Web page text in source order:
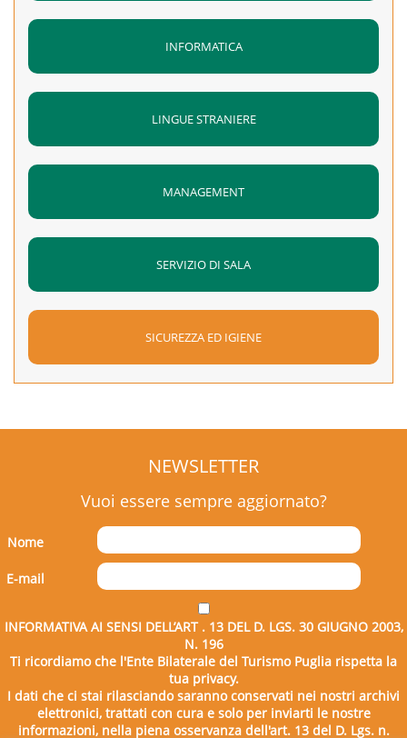
INFORMATICA
LINGUE STRANIERE
MANAGEMENT
SERVIZIO DI SALA
SICUREZZA ED IGIENE
NEWSLETTER
Vuoi essere sempre aggiornato?
Nome
E-mail
INFORMATIVA AI SENSI DELL’ART . 13 DEL D. LGS. 30 GIUGNO 2003,
N. 196
Ti ricordiamo che l'Ente Bilaterale del Turismo Puglia rispetta la
tua privacy.
I dati che ci stai rilasciando saranno conservati nei nostri archivi
elettronici, trattati con cura e solo per inviarti le nostre
informazioni, nella piena osservanza dell'art. 13 del D. Lgs. n.